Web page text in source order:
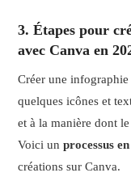
3. Étapes pour
avec Canva en
Créer une infographie
quelques icônes et
et à la manière dont
Voici unprocessus
créations sur Canva.